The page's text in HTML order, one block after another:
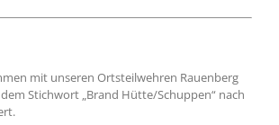
mit unseren Ortsteilwehren Rauenberg
Stichwort „Brand Hütte/Schuppen“ nach